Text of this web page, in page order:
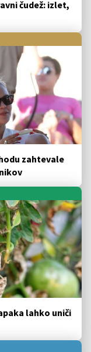
čudež: izlet,
zahtevale
lahko uniči